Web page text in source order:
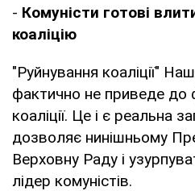
- Комуністи готові
коаліцію
"Руйнування коаліції"
фактично не приведе до
коаліції. Це і є реальна
дозволяє нинішньому
Верховну Раду і
лідер комуністів.